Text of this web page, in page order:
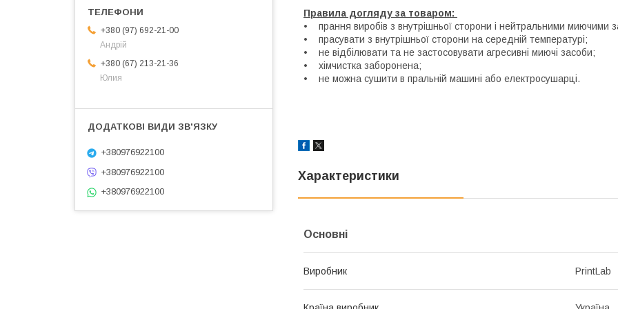
Правила догляду за товаром:
• прання виробів з внутрішньої сторони і нейтральними миючими
• прасувати з внутрішньої сторони на середній температурі;
• не відбілювати та не застосовувати агресивні миючі засоби;
• хімчистка заборонена;
• не можна сушити в пральній машині або електросушарці.
Характеристики
Основні
Виробник PrintLab
+380 (97) 692-21-00
Андрій
+380 (67) 213-21-36
Юлия
+380976922100
+380976922100
+380976922100